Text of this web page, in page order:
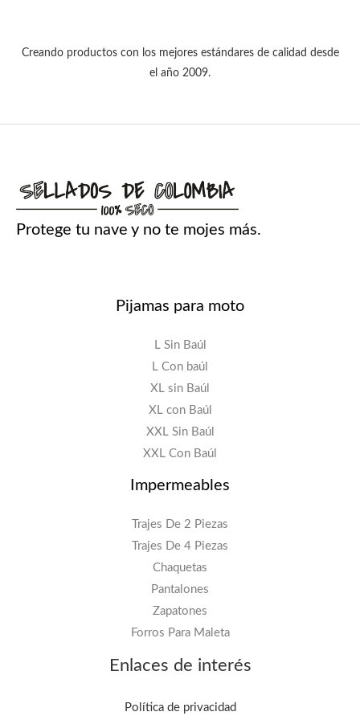
Creando productos con los mejores estándares de calidad desde
el año 2009.
Protege tu nave y no te mojes más.
Pijamas para moto
L Sin Baúl
L Con baúl
XL sin Baúl
XL con Baúl
XXL Sin Baúl
XXL Con Baúl
Impermeables
Trajes De 2 Piezas
Trajes De 4 Piezas
Chaquetas
Pantalones
Zapatones
Forros Para Maleta
Enlaces de interés
Política de privacidad